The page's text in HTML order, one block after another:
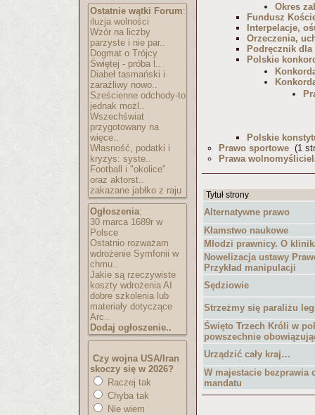
Ostatnie wątki Forum:
iluzja wolności
Wzór na liczby
parzyste i nie par..
Dogmat o Trójcy
Świętej - próba l..
Diabeł tasmański i
zaraźliwy nowo..
Sześcienne odchody-to
jednak możl..
Wszechświat
przygotowany na
więce..
Własność, podatki i
kryzys: syste..
Football i "okolice"
oraz aktorst..
zakazane jabłko z raju
Ogłoszenia:
30 marca 1689r w
Polsce
Ostatnio rozważam
wdrożenie Symfonii w
chmu..
Jakie są rzeczywiste
koszty wdrożenia AI
dobre szkolenia lub
materiały dotyczące
Arc..
Dodaj ogłoszenie..
Czy wojna USA/Iran
skoczy się w 2026?
Raczej tak
Chyba tak
Nie wiem
Okres
Fundusz
Interpelacje,
Orzeczenia,
Podręcznik dla
Polskie
Polskie
Prawo sportowe (1
Prawa
Tytuł strony
Alternatywne prawo
Kłamstwo naukowe
Młodzi prawnicy. O
Nowelizacja ustawy
Przykład manipulacji
Sędziowie
Strzeżmy się paraliżu
Święto Trzech Króli w
powszechnie
Urządzić cały kraj…
W majestacie bezprawia
mandatu